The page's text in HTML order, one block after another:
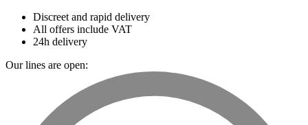
Discreet and rapid delivery
All offers include VAT
24h delivery
Our lines are open: